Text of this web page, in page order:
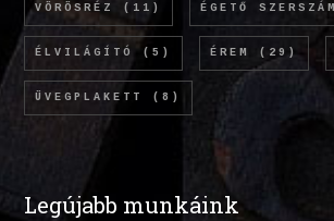
VÖRÖSRÉZ (11) ÉGETŐ SZERSZÁM
ÉLVILÁGÍTÓ (5) ÉREM (29)
ÜVEGPLAKETT (8)
Legújabb munkáink